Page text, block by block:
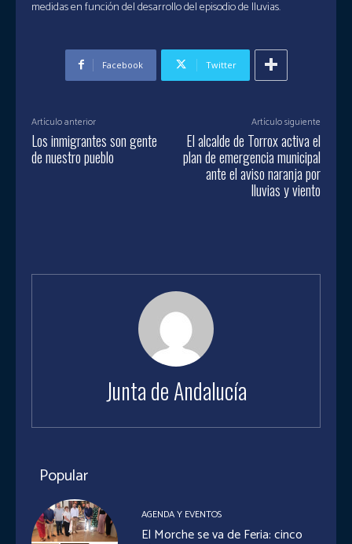
medidas en función del desarrollo del episodio de lluvias.
Facebook Twitter
Artículo anterior
Los inmigrantes son gente
de nuestro pueblo
Artículo siguiente
El alcalde de Torrox activa el
plan de emergencia municipal
ante el aviso naranja por
lluvias y viento
Junta de Andalucía
Popular
AGENDA Y EVENTOS
El Morche se va de Feria: cinco